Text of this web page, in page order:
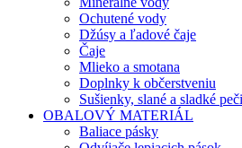
Ochutené vody
Džúsy a ľadové čaje
Čaje
Mlieko a smotana
Doplnky k občerstveniu
Sušienky, slané a sladké
OBALOVÝ MATERIÁL
Baliace pásky